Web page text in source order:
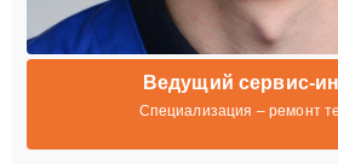
Ведущий сервис-
Специализация – ремонт